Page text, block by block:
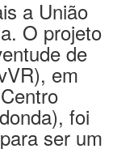
a União
O projeto
de
em
foi
ser um